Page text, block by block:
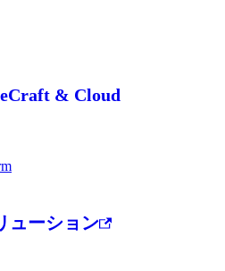
& Cloud
ューション